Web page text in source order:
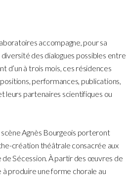
accompagne, pour sa
des dialogues possibles entre
d’un à trois mois, ces résidences
performances, publications,
leurs partenaires scientifiques ou
Agnès Bourgeois porteront
création théâtrale consacrée aux
de Sécession. À partir des œuvres de
produire une forme chorale au